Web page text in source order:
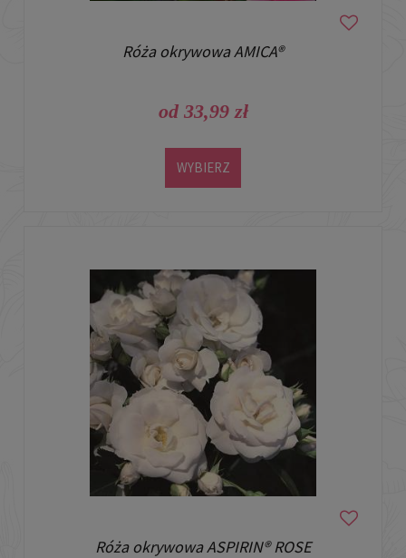
Róża okrywowa AMICA®
od 33,99 zł
WYBIERZ
Róża okrywowa ASPIRIN® ROSE